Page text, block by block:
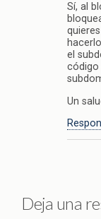
Sí, al
el
código
Un
Deja una